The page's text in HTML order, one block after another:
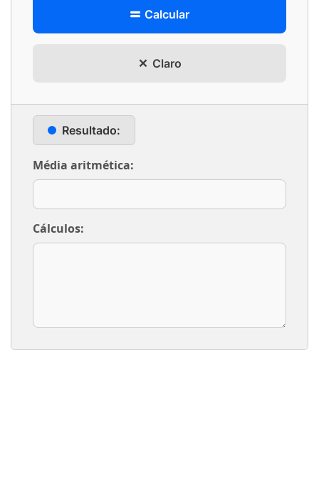
Calcular
Claro
Resultado:
Média aritmética:
Cálculos: